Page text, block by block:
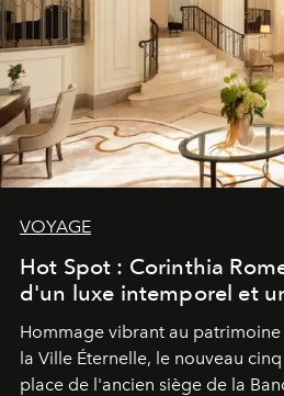
VOYAGE
Hot Spot : Corinthia
d'un luxe intemporel et
Hommage vibrant au
la Ville Éternelle, le nouveau
place de l'ancien siège de la